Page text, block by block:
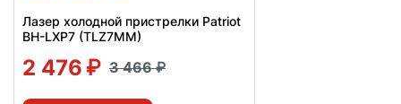
Лазер холодной пристрелки Patriot
BH-LXP7 (TLZ7MM)
2 476 3 466